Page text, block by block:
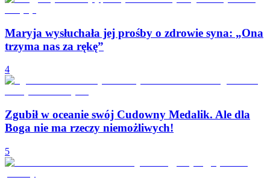
Maryja wysłuchała jej prośby o zdrowie syna: „Ona
trzyma nas za rękę”
4
Zgubił w oceanie swój Cudowny Medalik. Ale dla
Boga nie ma rzeczy niemożliwych!
5